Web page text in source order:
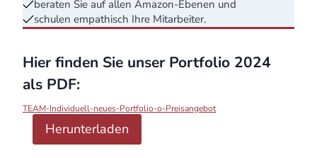
beraten Sie auf allen Amazon-Ebenen und
schulen empathisch Ihre Mitarbeiter.
Hier finden Sie unser Portfolio 2024
als PDF:
TEAM-Individuell-neues-Portfolio-o-Preisangebot
Herunterladen